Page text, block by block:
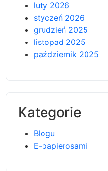
luty 2026
styczeń 2026
grudzień 2025
listopad 2025
październik 2025
Kategorie
Blogu
E-papierosami